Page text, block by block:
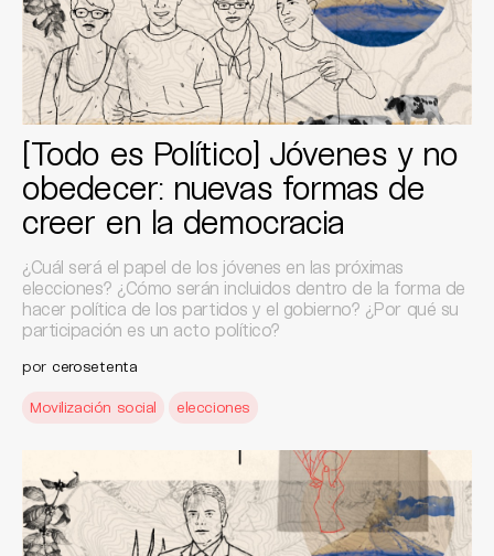
[Todo es Político] Jóvenes y no
obedecer: nuevas formas de
creer en la democracia
¿Cuál será el papel de los jóvenes en las próximas
elecciones? ¿Cómo serán incluidos dentro de la forma de
hacer política de los partidos y el gobierno? ¿Por qué su
participación es un acto político?
por cerosetenta
Movilización social elecciones